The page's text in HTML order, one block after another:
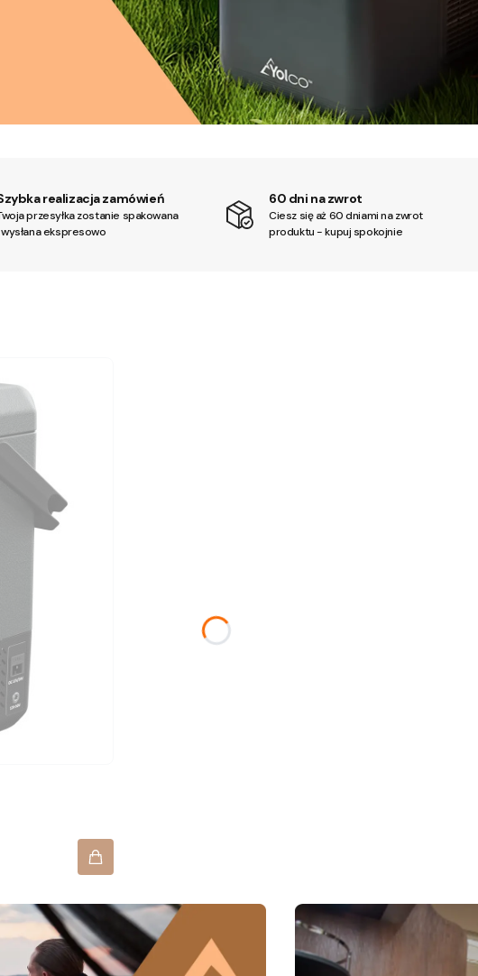
realizacja zamówień
przesyłka zostanie spakowana
ekspresowo
60 dni na zwrot
Ciesz się aż 60 dniami na zwrot
produktu - kupuj spokojnie